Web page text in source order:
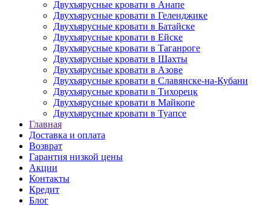
Двухъярусные кровати в Анапе
Двухъярусные кровати в Геленджике
Двухъярусные кровати в Батайске
Двухъярусные кровати в Ейске
Двухъярусные кровати в Таганроге
Двухъярусные кровати в Шахты
Двухъярусные кровати в Азове
Двухъярусные кровати в Славянске-на-Кубани
Двухъярусные кровати в Тихорецк
Двухъярусные кровати в Майкопе
Двухъярусные кровати в Туапсе
Главная
Доставка и оплата
Возврат
Гарантия низкой цены
Акции
Контакты
Кредит
Блог